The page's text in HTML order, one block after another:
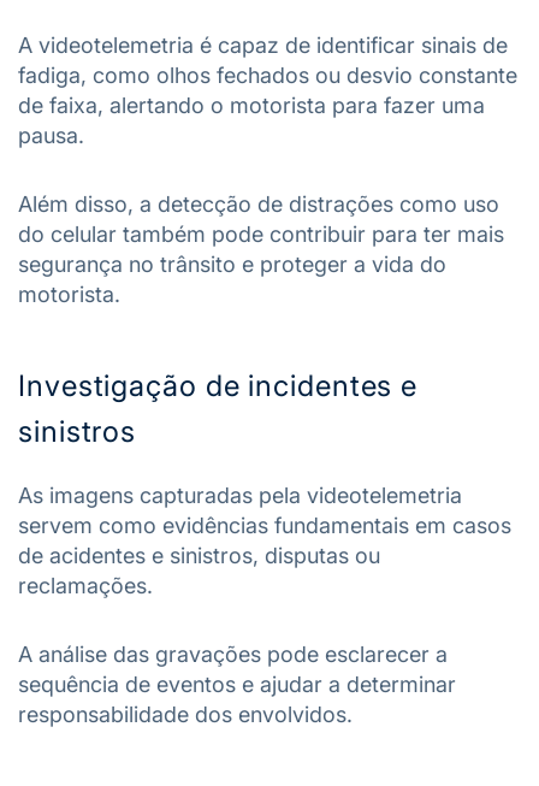
A videotelemetria é capaz de identificar sinais de
fadiga, como olhos fechados ou desvio constante
de faixa, alertando o motorista para fazer uma
pausa.
Além disso, a detecção de distrações como uso
do celular também pode contribuir para ter mais
segurança no trânsito e proteger a vida do
motorista.
Investigação de incidentes e
sinistros
As imagens capturadas pela videotelemetria
servem como evidências fundamentais em casos
de acidentes e sinistros, disputas ou
reclamações.
A análise das gravações pode esclarecer a
sequência de eventos e ajudar a determinar
responsabilidade dos envolvidos.